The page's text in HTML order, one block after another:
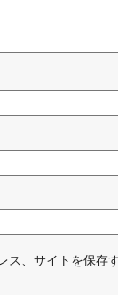
、サイトを保存す